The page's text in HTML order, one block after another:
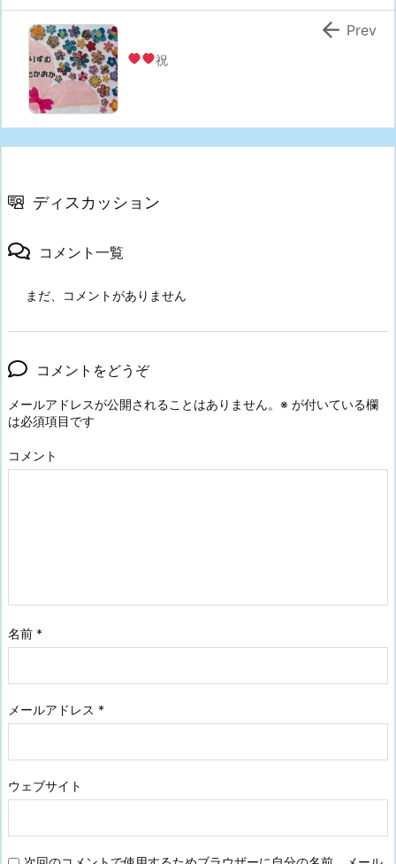
祝
 Prev
ディスカッション
コメント一覧
まだ、コメントがありません
コメントをどうぞ
メールアドレスが公開されることはありません。 ※ が付いている欄
は必須項目です
コメント
名前 *
メールアドレス *
ウェブサイト